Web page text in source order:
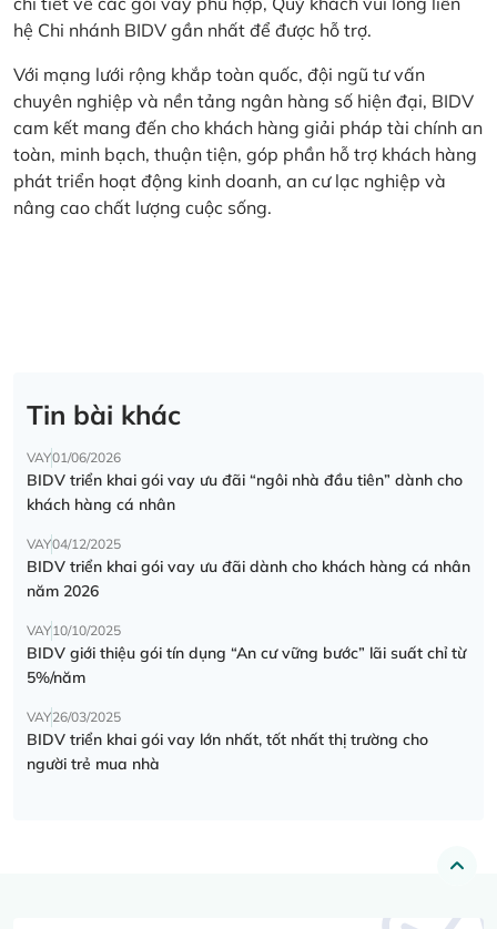
hệ Chi nhánh BIDV gần nhất để được hỗ trợ.
Với mạng lưới rộng khắp toàn quốc, đội ngũ tư vấn
chuyên nghiệp và nền tảng ngân hàng số hiện đại, BIDV
cam kết mang đến cho khách hàng giải pháp tài chính an
toàn, minh bạch, thuận tiện, góp phần hỗ trợ khách hàng
phát triển hoạt động kinh doanh, an cư lạc nghiệp và
nâng cao chất lượng cuộc sống.
Tin bài khác
VAY01/06/2026
BIDV triển khai gói vay ưu đãi “ngôi nhà đầu tiên” dành cho
khách hàng cá nhân
VAY04/12/2025
BIDV triển khai gói vay ưu đãi dành cho khách hàng cá nhân
năm 2026
VAY10/10/2025
BIDV giới thiệu gói tín dụng “An cư vững bước” lãi suất chỉ từ
5%/năm
VAY26/03/2025
BIDV triển khai gói vay lớn nhất, tốt nhất thị trường cho
người trẻ mua nhà